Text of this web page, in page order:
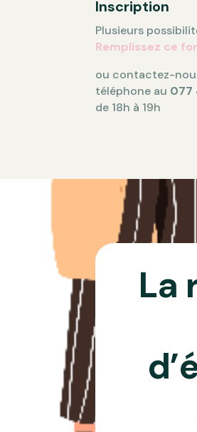
Inscription
Plusieurs
Remplissez ce
ou contactez-
téléphone au 077
de 18h à 19h
La